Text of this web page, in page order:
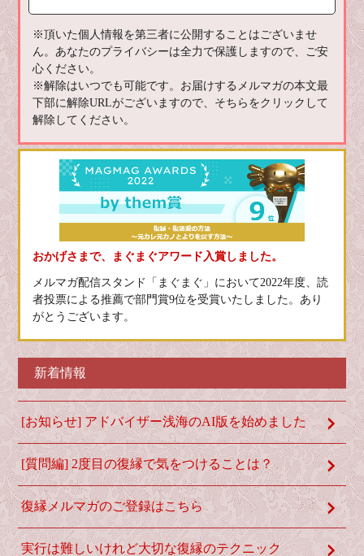
※頂いた個人情報を第三者に公開することはございませ
ん。あなたのプライバシーは全力で保護しますので、ご安
心ください。
※解除はいつでも可能です。お届けするメルマガの本文最
下部に解除URLがございますので、そちらをクリックして
解除してください。
おかげさまで、まぐまぐアワード入賞しました。
メルマガ配信スタンド「まぐまぐ」において2022年度、読
者投票による推薦で部門賞9位を受賞いたしました。あり
がとうございます。
新着情報
[お知らせ] アドバイザー浅海のAI版を始めました
[質問編] 2度目の復縁で気をつけることは？
復縁メルマガのご登録はこちら
実行は難しいけれど大切な復縁のテクニック